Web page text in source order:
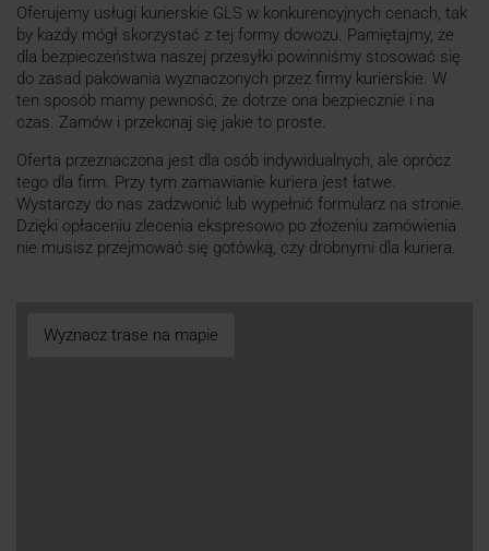
Oferujemy usługi kurierskie GLS w konkurencyjnych cenach, tak
by każdy mógł skorzystać z tej formy dowozu. Pamiętajmy, że
dla bezpieczeństwa naszej przesyłki powinniśmy stosować się
do zasad pakowania wyznaczonych przez firmy kurierskie. W
ten sposób mamy pewność, że dotrze ona bezpiecznie i na
czas. Zamów i przekonaj się jakie to proste.
Oferta przeznaczona jest dla osób indywidualnych, ale oprócz
tego dla firm. Przy tym zamawianie kuriera jest łatwe.
Wystarczy do nas zadzwonić lub wypełnić formularz na stronie.
Dzięki opłaceniu zlecenia ekspresowo po złożeniu zamówienia
nie musisz przejmować się gotówką, czy drobnymi dla kuriera.
Wyznacz trase na mapie